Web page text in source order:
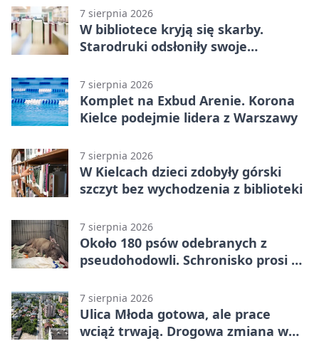
7 sierpnia 2026
W bibliotece kryją się skarby.
Starodruki odsłoniły swoje
7 sierpnia 2026
Komplet na Exbud Arenie. Korona
Kielce podejmie lidera z Warszawy
7 sierpnia 2026
W Kielcach dzieci zdobyły górski
szczyt bez wychodzenia z biblioteki
7 sierpnia 2026
Około 180 psów odebranych z
pseudohodowli. Schronisko prosi o
7 sierpnia 2026
Ulica Młoda gotowa, ale prace
wciąż trwają. Drogowa zmiana w